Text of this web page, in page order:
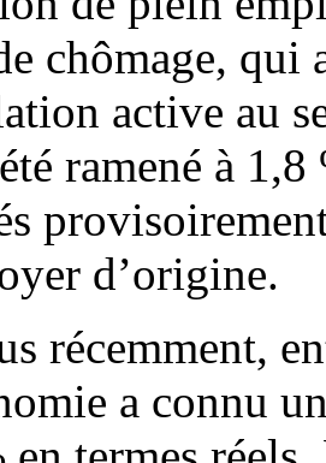
chômage, qui
active au
ramené à
d’origine.
récemment,
a connu